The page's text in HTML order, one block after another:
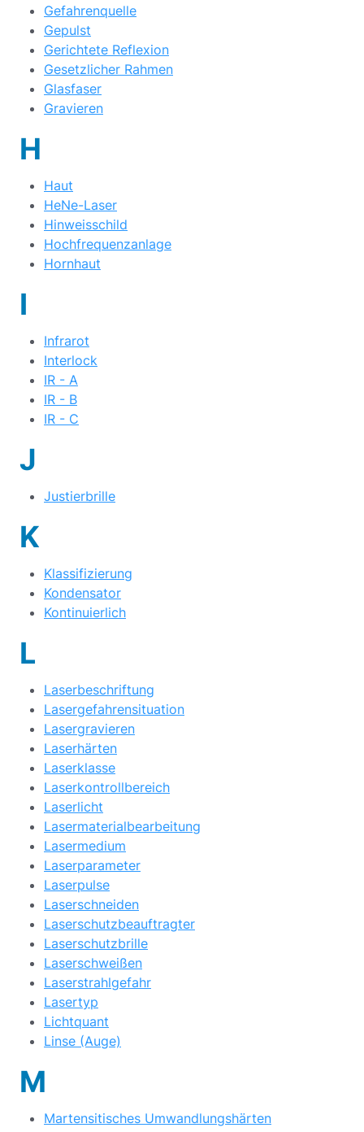
Gefahrenquelle
Gepulst
Gerichtete Reflexion
Gesetzlicher Rahmen
Glasfaser
Gravieren
H
Haut
HeNe-Laser
Hinweisschild
Hochfrequenzanlage
Hornhaut
I
Infrarot
Interlock
IR - A
IR - B
IR - C
J
Justierbrille
K
Klassifizierung
Kondensator
Kontinuierlich
L
Laserbeschriftung
Lasergefahrensituation
Lasergravieren
Laserhärten
Laserklasse
Laserkontrollbereich
Laserlicht
Lasermaterialbearbeitung
Lasermedium
Laserparameter
Laserpulse
Laserschneiden
Laserschutzbeauftragter
Laserschutzbrille
Laserschweißen
Laserstrahlgefahr
Lasertyp
Lichtquant
Linse (Auge)
M
Martensitisches Umwandlungshärten